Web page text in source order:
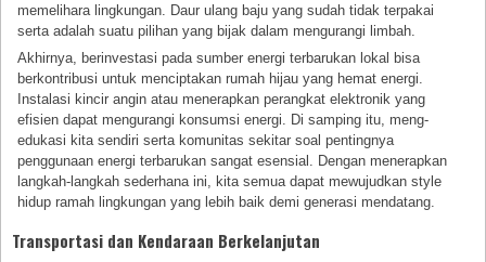
memelihara lingkungan. Daur ulang baju yang sudah tidak terpakai
serta adalah suatu pilihan yang bijak dalam mengurangi limbah.
Akhirnya, berinvestasi pada sumber energi terbarukan lokal bisa
berkontribusi untuk menciptakan rumah hijau yang hemat energi.
Instalasi kincir angin atau menerapkan perangkat elektronik yang
efisien dapat mengurangi konsumsi energi. Di samping itu, meng-
edukasi kita sendiri serta komunitas sekitar soal pentingnya
penggunaan energi terbarukan sangat esensial. Dengan menerapkan
langkah-langkah sederhana ini, kita semua dapat mewujudkan style
hidup ramah lingkungan yang lebih baik demi generasi mendatang.
Transportasi dan Kendaraan Berkelanjutan